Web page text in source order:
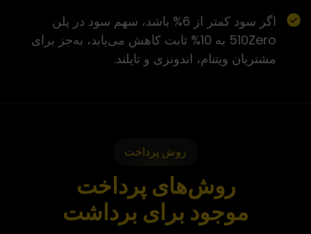
اگر سود کمتر از 6% باشد، سهم سود در پلن
510Zero به 10% ثابت کاهش می‌یابد، به‌جز برای
مشتریان ویتنام، اندونزی و تایلند.
روش پرداخت
روش‌های پرداخت
موجود برای برداشت